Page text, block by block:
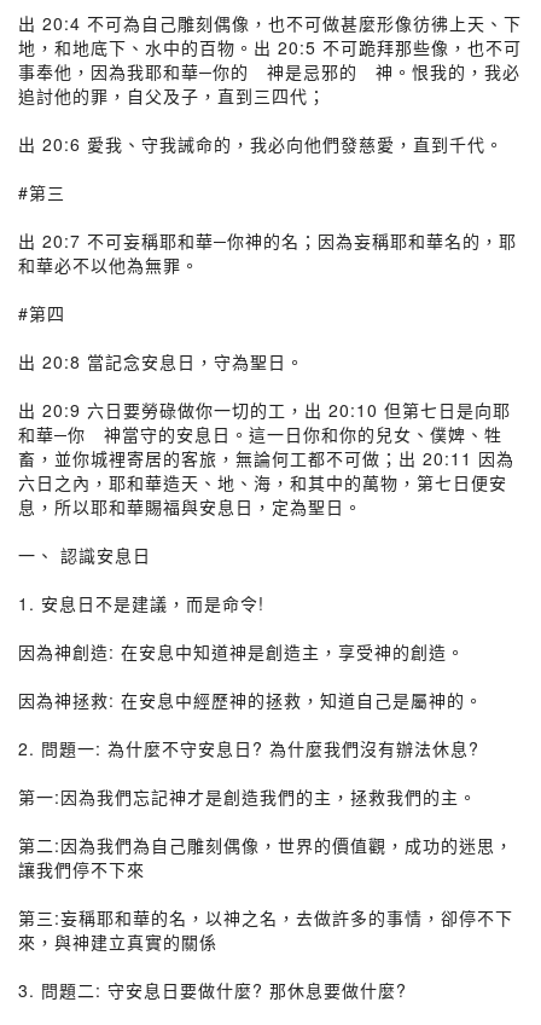
出 20:4 不可為自己雕刻偶像，也不可做甚麼形像彷彿上天、下
地，和地底下、水中的百物。出 20:5 不可跪拜那些像，也不可
事奉他，因為我耶和華─你的 神是忌邪的 神。恨我的，我必
追討他的罪，自父及子，直到三四代；
出 20:6 愛我、守我誡命的，我必向他們發慈愛，直到千代。
#第三
出 20:7 不可妄稱耶和華─你神的名；因為妄稱耶和華名的，耶
和華必不以他為無罪。
#第四
出 20:8 當記念安息日，守為聖日。
出 20:9 六日要勞碌做你一切的工，出 20:10 但第七日是向耶
和華─你 神當守的安息日。這一日你和你的兒女、僕婢、牲
畜，並你城裡寄居的客旅，無論何工都不可做；出 20:11 因為
六日之內，耶和華造天、地、海，和其中的萬物，第七日便安
息，所以耶和華賜福與安息日，定為聖日。
一、 認識安息日
1. 安息日不是建議，而是命令!
因為神創造: 在安息中知道神是創造主，享受神的創造。
因為神拯救: 在安息中經歷神的拯救，知道自己是屬神的。
2. 問題一: 為什麼不守安息日? 為什麼我們沒有辦法休息?
第一:因為我們忘記神才是創造我們的主，拯救我們的主。
第二:因為我們為自己雕刻偶像，世界的價值觀，成功的迷思，
讓我們停不下來
第三:妄稱耶和華的名，以神之名，去做許多的事情，卻停不下
來，與神建立真實的關係
3. 問題二: 守安息日要做什麼? 那休息要做什麼?